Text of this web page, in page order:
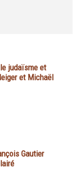
judaïsme et
et Michaël
Gautier